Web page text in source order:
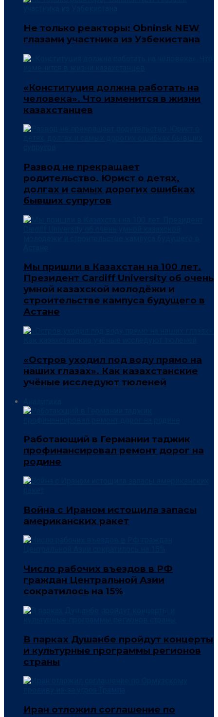
Не только реакторы: Obninsk NEW
глазами участника из Узбекистана
«Конституция должна работать на
человека». Что изменится в жизни
казахстанцев
Развод не прекращает
родительство. Юрист о детях,
долгах и самых дорогих ошибках
бывших супругов
Мы пришли в Казахстан на 100 лет.
Президент Cardiff University об очень
умной казахской молодёжи и
строительстве кампуса будущего в
Астане
«Остров уходил под воду прямо на
наших глазах». Как казахстанские
учёные исследуют тюленей
Работающий в Германии таджик
профинансировал ремонт дорог на
родине
Война с Ираном истощила запасы
американских ракет
Число рабочих въездов в РФ
граждан Центральной Азии
сократилось на 15%
В парках Душанбе пройдут концерты
и культурные программы регионов
страны
Иран отложил соглашение по